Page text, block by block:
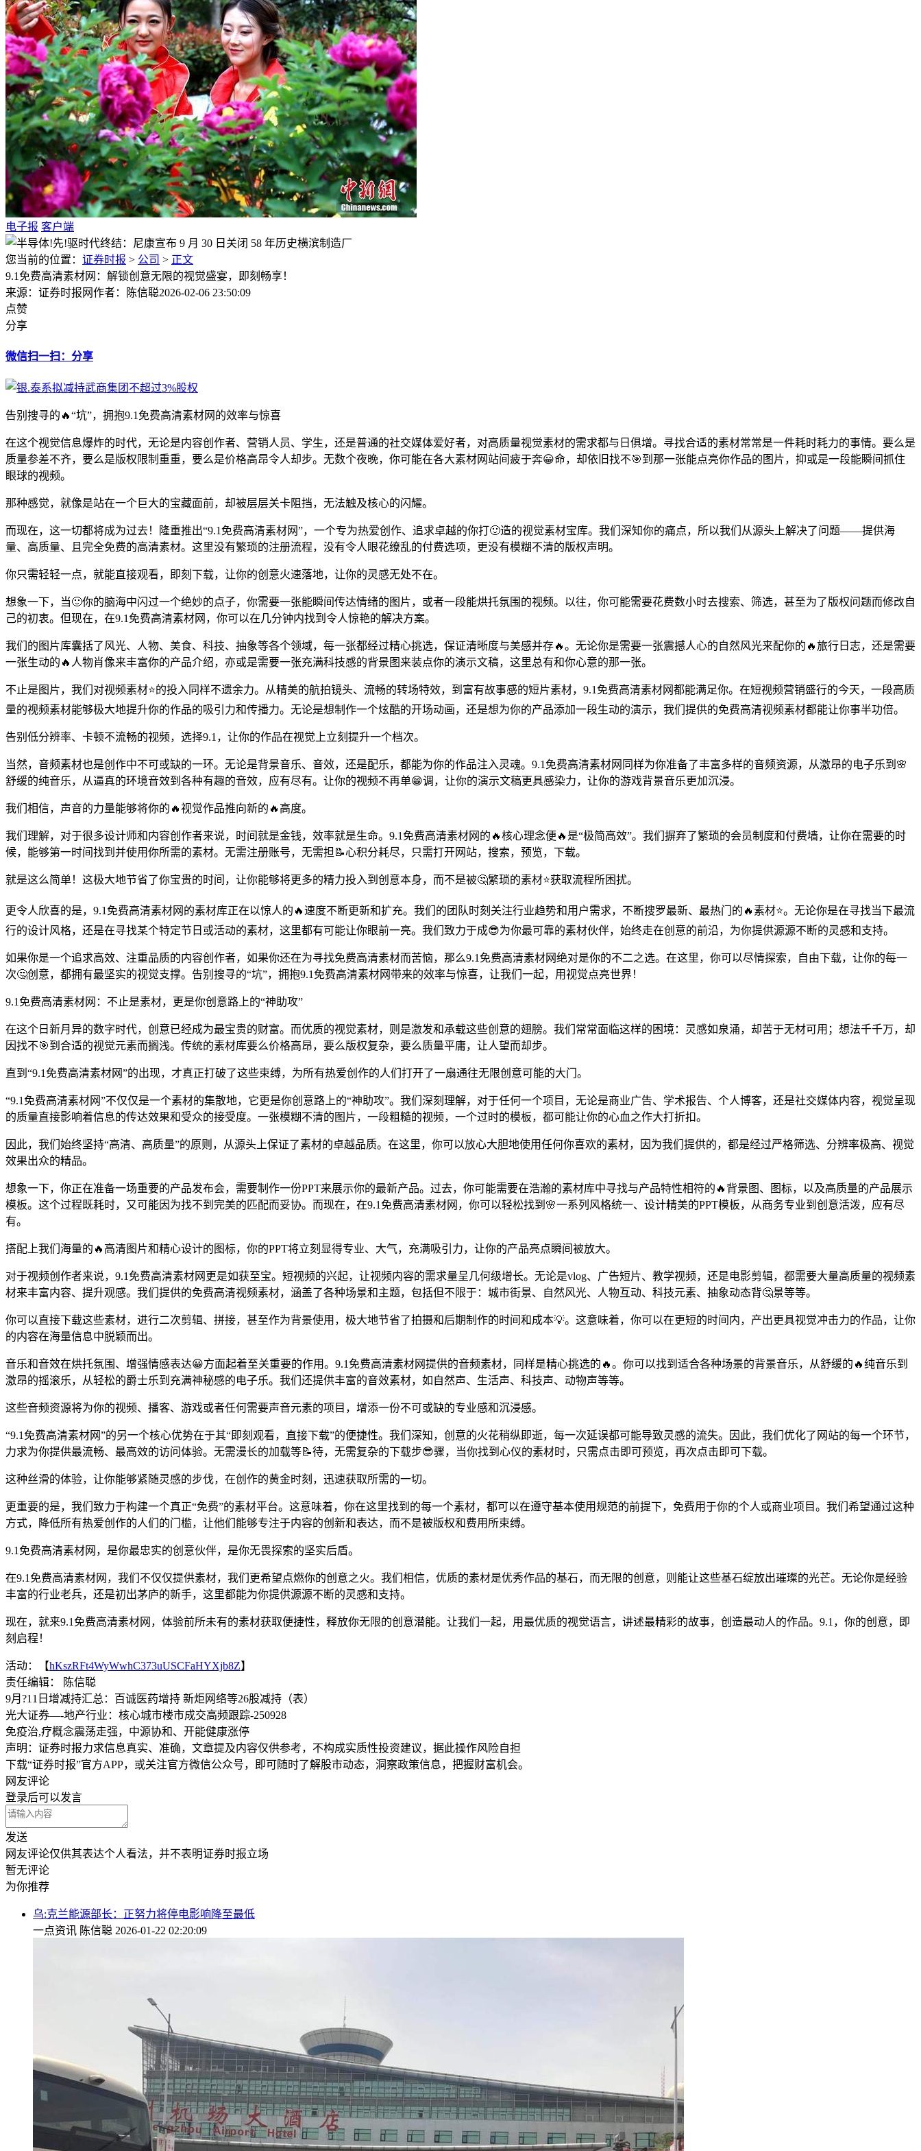
电子报 客户端
您当前的位置： 证券时报 > 公司 > 正文
9.1免费高清素材网：解锁创意无限的视觉盛宴，即刻畅享！
来源：证券时报网作者：陈信聪2026-02-06 23:50:09
点赞
分享
微信扫一扫：分享
告别搜寻的🔥“坑”，拥抱9.1免费高清素材网的效率与惊喜
在这个视觉信息爆炸的时代，无论是内容创作者、营销人员、学生，还是普通的社交媒体爱好者，对高质量视觉素材的需求都与日俱增。寻找合适的素材常常是一件耗时耗力的事情。要么是
质量参差不齐，要么是版权限制重重，要么是价格高昂令人却步。无数个夜晚，你可能在各大素材网站间疲于奔😀命，却依旧找不🎯到那一张能点亮你作品的图片，抑或是一段能瞬间抓住
眼球的视频。
那种感觉，就像是站在一个巨大的宝藏面前，却被层层关卡阻挡，无法触及核心的闪耀。
而现在，这一切都将成为过去！隆重推出“9.1免费高清素材网”，一个专为热爱创作、追求卓越的你打🙂造的视觉素材宝库。我们深知你的痛点，所以我们从源头上解决了问题——提供海
量、高质量、且完全免费的高清素材。这里没有繁琐的注册流程，没有令人眼花缭乱的付费选项，更没有模糊不清的版权声明。
你只需轻轻一点，就能直接观看，即刻下载，让你的创意火速落地，让你的灵感无处不在。
想象一下，当🙂你的脑海中闪过一个绝妙的点子，你需要一张能瞬间传达情绪的图片，或者一段能烘托氛围的视频。以往，你可能需要花费数小时去搜索、筛选，甚至为了版权问题而修改自
己的初衷。但现在，在9.1免费高清素材网，你可以在几分钟内找到令人惊艳的解决方案。
我们的图片库囊括了风光、人物、美食、科技、抽象等各个领域，每一张都经过精心挑选，保证清晰度与美感并存🔥。无论你是需要一张震撼人心的自然风光来配你的🔥旅行日志，还是需要
一张生动的🔥人物肖像来丰富你的产品介绍，亦或是需要一张充满科技感的背景图来装点你的演示文稿，这里总有和你心意的那一张。
不止是图片，我们对视频素材⭐的投入同样不遗余力。从精美的航拍镜头、流畅的转场特效，到富有故事感的短片素材，9.1免费高清素材网都能满足你。在短视频营销盛行的今天，一段高质
量的视频素材能够极大地提升你的作品的吸引力和传播力。无论是想制作一个炫酷的开场动画，还是想为你的产品添加一段生动的演示，我们提供的免费高清视频素材都能让你事半功倍。
告别低分辨率、卡顿不流畅的视频，选择9.1，让你的作品在视觉上立刻提升一个档次。
当然，音频素材也是创作中不可或缺的一环。无论是背景音乐、音效，还是配乐，都能为你的作品注入灵魂。9.1免费高清素材网同样为你准备了丰富多样的音频资源，从激昂的电子乐到🌸
舒缓的纯音乐，从逼真的环境音效到各种有趣的音效，应有尽有。让你的视频不再单😁调，让你的演示文稿更具感染力，让你的游戏背景音乐更加沉浸。
我们相信，声音的力量能够将你的🔥视觉作品推向新的🔥高度。
我们理解，对于很多设计师和内容创作者来说，时间就是金钱，效率就是生命。9.1免费高清素材网的🔥核心理念便🔥是“极简高效”。我们摒弃了繁琐的会员制度和付费墙，让你在需要的时
候，能够第一时间找到并使用你所需的素材。无需注册账号，无需担📝心积分耗尽，只需打开网站，搜索，预览，下载。
就是这么简单！这极大地节省了你宝贵的时间，让你能够将更多的精力投入到创意本身，而不是被🤔繁琐的素材⭐获取流程所困扰。
更令人欣喜的是，9.1免费高清素材网的素材库正在以惊人的🔥速度不断更新和扩充。我们的团队时刻关注行业趋势和用户需求，不断搜罗最新、最热门的🔥素材⭐。无论你是在寻找当下最流
行的设计风格，还是在寻找某个特定节日或活动的素材，这里都有可能让你眼前一亮。我们致力于成😎为你最可靠的素材伙伴，始终走在创意的前沿，为你提供源源不断的灵感和支持。
如果你是一个追求高效、注重品质的内容创作者，如果你还在为寻找免费高清素材而苦恼，那么9.1免费高清素材网绝对是你的不二之选。在这里，你可以尽情探索，自由下载，让你的每一
次🤔创意，都拥有最坚实的视觉支撑。告别搜寻的“坑”，拥抱9.1免费高清素材网带来的效率与惊喜，让我们一起，用视觉点亮世界！
9.1免费高清素材网：不止是素材，更是你创意路上的“神助攻”
在这个日新月异的数字时代，创意已经成为最宝贵的财富。而优质的视觉素材，则是激发和承载这些创意的翅膀。我们常常面临这样的困境：灵感如泉涌，却苦于无材可用；想法千千万，却
因找不🎯到合适的视觉元素而搁浅。传统的素材库要么价格高昂，要么版权复杂，要么质量平庸，让人望而却步。
直到“9.1免费高清素材网”的出现，才真正打破了这些束缚，为所有热爱创作的人们打开了一扇通往无限创意可能的大门。
“9.1免费高清素材网”不仅仅是一个素材的集散地，它更是你创意路上的“神助攻”。我们深刻理解，对于任何一个项目，无论是商业广告、学术报告、个人博客，还是社交媒体内容，视觉呈现
的质量直接影响着信息的传达效果和受众的接受度。一张模糊不清的图片，一段粗糙的视频，一个过时的模板，都可能让你的心血之作大打折扣。
因此，我们始终坚持“高清、高质量”的原则，从源头上保证了素材的卓越品质。在这里，你可以放心大胆地使用任何你喜欢的素材，因为我们提供的，都是经过严格筛选、分辨率极高、视觉
效果出众的精品。
想象一下，你正在准备一场重要的产品发布会，需要制作一份PPT来展示你的最新产品。过去，你可能需要在浩瀚的素材库中寻找与产品特性相符的🔥背景图、图标，以及高质量的产品展示
模板。这个过程既耗时，又可能因为找不到完美的匹配而妥协。而现在，在9.1免费高清素材网，你可以轻松找到🌸一系列风格统一、设计精美的PPT模板，从商务专业到创意活泼，应有尽
有。
搭配上我们海量的🔥高清图片和精心设计的图标，你的PPT将立刻显得专业、大气，充满吸引力，让你的产品亮点瞬间被放大。
对于视频创作者来说，9.1免费高清素材网更是如获至宝。短视频的兴起，让视频内容的需求量呈几何级增长。无论是vlog、广告短片、教学视频，还是电影剪辑，都需要大量高质量的视频素
材来丰富内容、提升观感。我们提供的免费高清视频素材，涵盖了各种场景和主题，包括但不限于：城市街景、自然风光、人物互动、科技元素、抽象动态背🤔景等等。
你可以直接下载这些素材，进行二次剪辑、拼接，甚至作为背景使用，极大地节省了拍摄和后期制作的时间和成本💡。这意味着，你可以在更短的时间内，产出更具视觉冲击力的作品，让你
的内容在海量信息中脱颖而出。
音乐和音效在烘托氛围、增强情感表达😀方面起着至关重要的作用。9.1免费高清素材网提供的音频素材，同样是精心挑选的🔥。你可以找到适合各种场景的背景音乐，从舒缓的🔥纯音乐到
激昂的摇滚乐，从轻松的爵士乐到充满神秘感的电子乐。我们还提供丰富的音效素材，如自然声、生活声、科技声、动物声等等。
这些音频资源将为你的视频、播客、游戏或者任何需要声音元素的项目，增添一份不可或缺的专业感和沉浸感。
“9.1免费高清素材网”的另一个核心优势在于其“即刻观看，直接下载”的便捷性。我们深知，创意的火花稍纵即逝，每一次延误都可能导致灵感的流失。因此，我们优化了网站的每一个环节，
力求为你提供最流畅、最高效的访问体验。无需漫长的加载等📝待，无需复杂的下载步😎骤，当你找到心仪的素材时，只需点击即可预览，再次点击即可下载。
这种丝滑的体验，让你能够紧随灵感的步伐，在创作的黄金时刻，迅速获取所需的一切。
更重要的是，我们致力于构建一个真正“免费”的素材平台。这意味着，你在这里找到的每一个素材，都可以在遵守基本使用规范的前提下，免费用于你的个人或商业项目。我们希望通过这种
方式，降低所有热爱创作的人们的门槛，让他们能够专注于内容的创新和表达，而不是被版权和费用所束缚。
9.1免费高清素材网，是你最忠实的创意伙伴，是你无畏探索的坚实后盾。
在9.1免费高清素材网，我们不仅仅提供素材，我们更希望点燃你的创意之火。我们相信，优质的素材是优秀作品的基石，而无限的创意，则能让这些基石绽放出璀璨的光芒。无论你是经验
丰富的行业老兵，还是初出茅庐的新手，这里都能为你提供源源不断的灵感和支持。
现在，就来9.1免费高清素材网，体验前所未有的素材获取便捷性，释放你无限的创意潜能。让我们一起，用最优质的视觉语言，讲述最精彩的故事，创造最动人的作品。9.1，你的创意，即
刻启程！
活动：【hKszRFt4WyWwhC373uUSCFaHYXjb8Z】
责任编辑： 陈信聪
9月?11日增减持汇总：百诚医药增持 新炬网络等26股减持（表）
光大证券—-地产行业：核心城市楼市成交高频跟踪-250928
免疫治,疗概念震荡走强，中源协和、开能健康涨停
声明：证券时报力求信息真实、准确，文章提及内容仅供参考，不构成实质性投资建议，据此操作风险自担
下载“证券时报”官方APP，或关注官方微信公众号，即可随时了解股市动态，洞察政策信息，把握财富机会。
网友评论
登录后可以发言
发送
网友评论仅供其表达个人看法，并不表明证券时报立场
暂无评论
为你推荐
乌:克兰能源部长：正努力将停电影响降至最低
一点资讯 陈信聪 2026-01-22 02:20:09